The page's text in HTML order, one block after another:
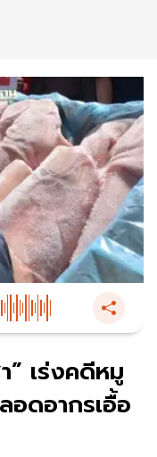
” เร่งคดีหมู
อดอากรเอื้อ